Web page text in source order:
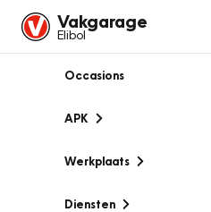
Vakgarage
Elibol
Occasions
APK
Werkplaats
Diensten